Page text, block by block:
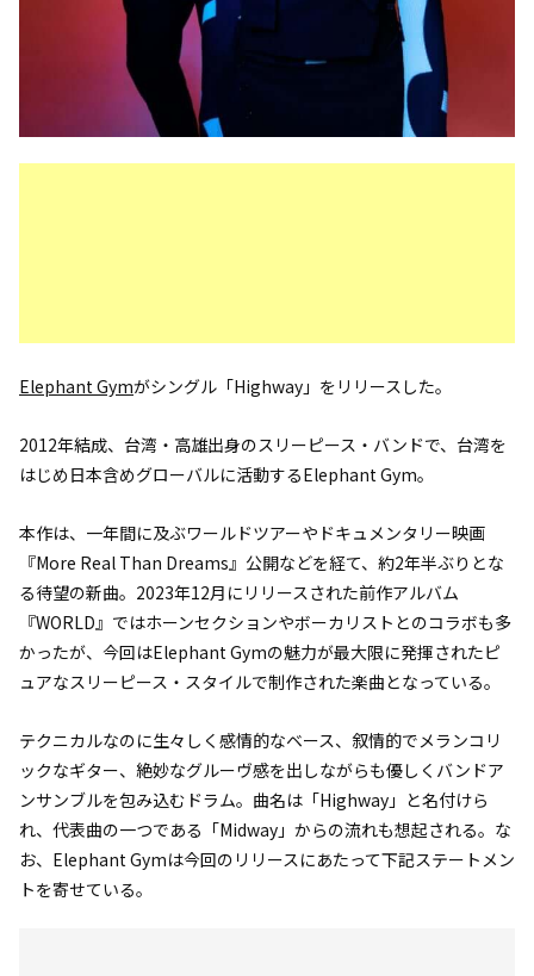
Elephant Gymがシングル「Highway」をリリースした。
2012年結成、台湾・高雄出身のスリーピース・バンドで、台湾を
はじめ日本含めグローバルに活動するElephant Gym。
本作は、一年間に及ぶワールドツアーやドキュメンタリー映画
『More Real Than Dreams』公開などを経て、約2年半ぶりとな
る待望の新曲。2023年12月にリリースされた前作アルバム
『WORLD』ではホーンセクションやボーカリストとのコラボも多
かったが、今回はElephant Gymの魅力が最大限に発揮されたピ
ュアなスリーピース・スタイルで制作された楽曲となっている。
テクニカルなのに生々しく感情的なベース、叙情的でメランコリ
ックなギター、絶妙なグルーヴ感を出しながらも優しくバンドア
ンサンブルを包み込むドラム。曲名は「Highway」と名付けら
れ、代表曲の一つである「Midway」からの流れも想起される。な
お、Elephant Gymは今回のリリースにあたって下記ステートメン
トを寄せている。